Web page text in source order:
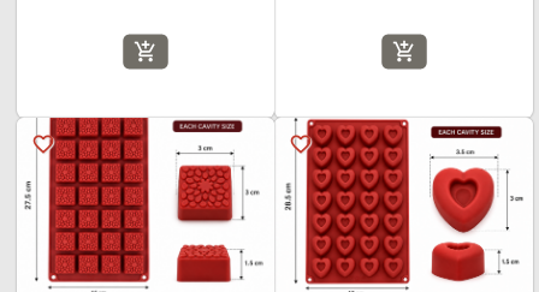
add_shopping_cart
add_shopping_cart
favorite_border
favorite_border